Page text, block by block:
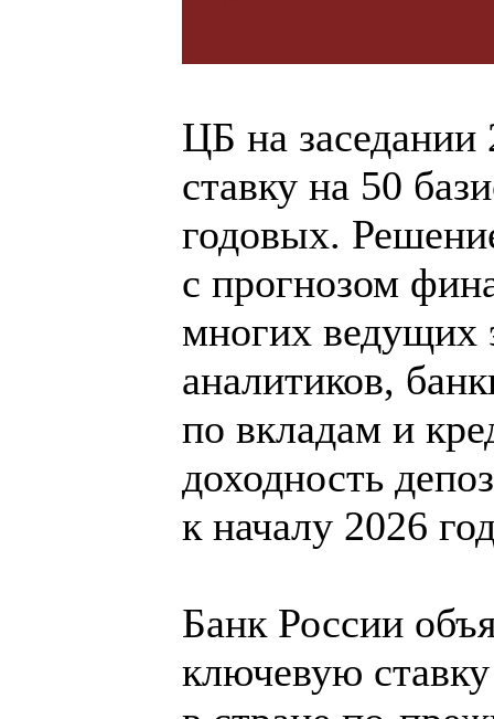
ЦБ на заседании
ставку на 50
годовых.
с прогнозом
многих ведущих
аналитиков,
по вкладам и
доходность
к началу 2026
Банк России
ключевую